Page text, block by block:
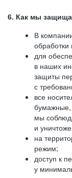
6. Как мы
В
для
в наших
защиты
с
все
бумажные,
мы
и
на
режим;
доступ к
у